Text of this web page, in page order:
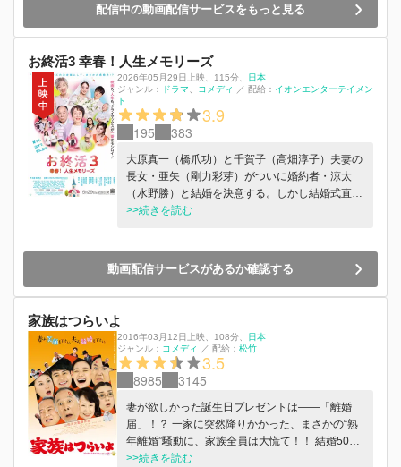
配信中の動画配信サービスをもっと見る
お終活3 幸春！人生メモリーズ
2026年05月29日上映 115分
日本
ジャンル：
ドラマ コメディ ／ 配給： イオンエンターテイメン
ト
3.9
195 383
大原真一（橋爪功）と千賀子（高畑淳子）夫妻の
長女・亜矢（剛力彩芽）がついに婚約者・涼太
（水野勝）と結婚を決意する。しかし結婚式直
前、亜矢の何気ない一言が二人の関係に亀裂を生
真一の後輩である加藤博（小日向文世）は、母・
加藤豊子（三田佳子）の認知症が進んでいくこと
を受け入れられず、つい強い言葉で接してしま
う。そんな博に千賀子は「認知症でも、心は忘れ
>>続きを読む
動画配信サービスがあるか確認する
家族はつらいよ
2016年03月12日上映 108分
日本
ジャンル： コメディ ／ 配給： 松竹
3.5
8985 3145
妻が欲しかった誕生日プレゼントは――「離婚
届」！？ 一家に突然降りかかった、まさかの“熟
年離婚”騒動に、家族全員は大慌て！！ 結婚50年
を迎えようとする平田家の主・周造と妻・富子。
>>続きを読む